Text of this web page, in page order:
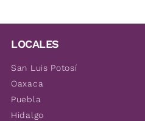
LOCALES
San Luis Potosí
Oaxaca
Puebla
Hidalgo